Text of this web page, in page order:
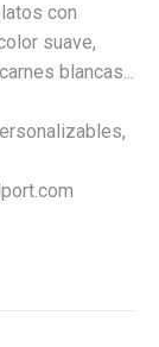
con
suave,
blancas...